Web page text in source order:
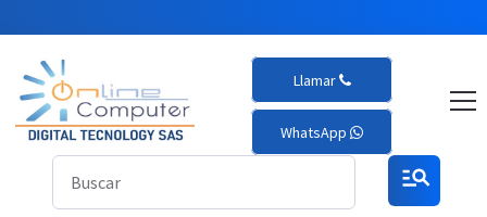
Llamar
WhatsApp
manage_search